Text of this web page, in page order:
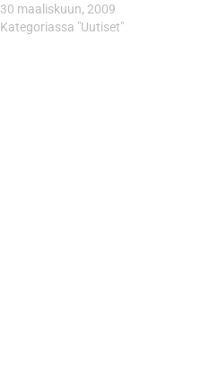
viestitti Tarkkala sairaalasta.
Tarkkalan kohtalokas
30 maaliskuun, 2009
Kategoriassa "Uutiset"